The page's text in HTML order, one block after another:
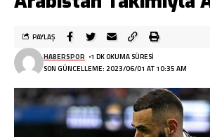
SON GÜNCELLEME: 2023/06/01 AT 10:35 AM
HABERSPOR 1 DK OKUMA SÜRESI
PAYLAŞ